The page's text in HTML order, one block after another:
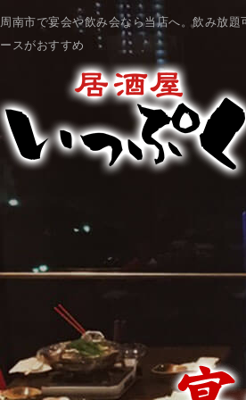
周南市で宴会や飲み会なら当店へ。飲み放題
ースがおすすめ